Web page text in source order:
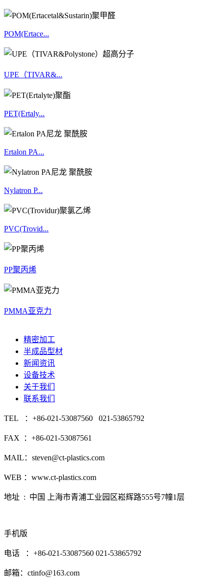
POM(Ertace...
UPE（TIVAR&...
PET(Ertaly...
Ertalon PA...
Nylatron P...
PVC(Trovid...
PP聚丙烯
PMMA亚克力
精密加工
半成品型材
新闻资讯
设备技术
关于我们
联系我们
TEL ：+86-021-53087560 021-53865792
FAX ：+86-021-53087561
MAIL：steven@ct-plastics.com
WEB ：www.ct-plastics.com
地址 : 中国 上海市青浦工业园区崧辉路555号7幢1层
手机版
电话 ：+86-021-53087560 021-53865792
邮箱：ctinfo@163.com